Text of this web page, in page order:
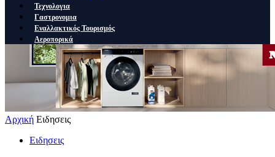
Τεχνολογια
Γαστρονομια
Εναλλακτικός Τουρισμός
Αεροπορικά
Αρχική Ειδησεις
Ειδησεις